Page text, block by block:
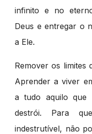
infinito e no
Deus e entregar o
a Ele.
Remover os limites
Aprender a viver
a tudo aquilo
destrói. Para
indestrutível, não